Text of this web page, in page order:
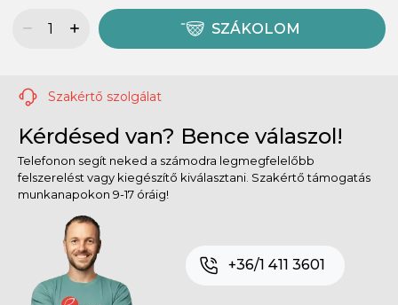
SZÁKOLOM
Szakértő szolgálat
Kérdésed van? Bence válaszol!
Telefonon segít neked a számodra legmegfelelőbb
felszerelést vagy kiegészítő kiválasztani. Szakértő támogatás
munkanapokon 9-17 óráig!
+36/1 411 3601